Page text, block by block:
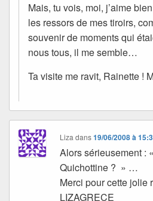
Mais, tu vois, moi, j’aime
les ressors de mes tiroirs,
souvenir de moments qui
nous tous, il me semble…
Ta visite me ravit, Rainette !
Lizadans19/06/2008 à
Alors sérieusement :
Quichottine ? » …
Merci pour cette jolie
LIZAGRECE